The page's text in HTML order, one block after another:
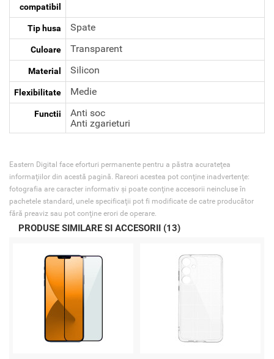
compatibil
Tip husa Spate
Culoare Transparent
Material Silicon
Flexibilitate Medie
Functii
Anti soc
Anti zgarieturi
Eastern Digital face eforturi permanente pentru a păstra acurateţea
informaţiilor din acestă pagină. Rareori acestea pot conţine inadvertenţe:
fotografia are caracter informativ şi poate conţine accesorii neincluse în
pachetele standard, unele specificaţii pot fi modificate de catre producător
fără preaviz sau pot conţine erori de operare.
PRODUSE SIMILARE SI ACCESORII (13)